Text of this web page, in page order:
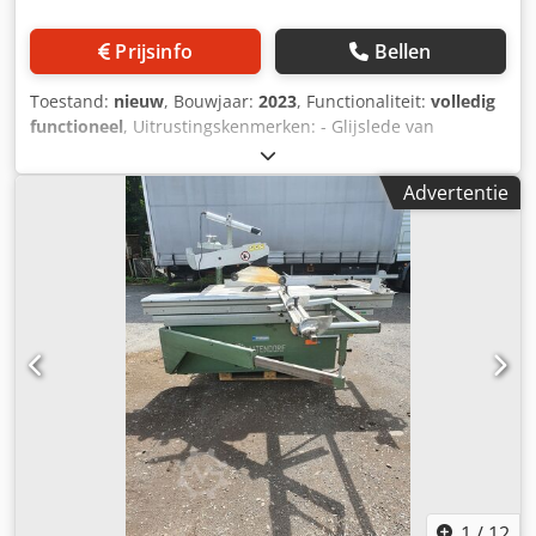
Prijsinfo Bellen
Toestand: nieuw, Bouwjaar: 2023, Functionaliteit: volledig
functioneel, Uitrustingskenmerken: - Glijslede van
geanodiseerd aluminium, incl. zeer nauwkeurige geleiding
van gehard en geslepen staal - Vergrendeling van de slede
in elke positie - Zaagbladbescherming met zwenkinrichting
- Verlengarm met verstelbare hoekaanslag met
lengtecompensatie om de 5° en bij 22,5° - Verstekaanslag
en excenterklem - Riemverstelling voor
snelheidsverandering van bovenaf (opening in de
zaagtafel) - Controlelampjes voor ingestelde
zaagbladsnelheid - 3-assige programmeereenheid via TFT
15'' touchscreen op Windows-basis, incl. 2.500
programmaslots, 2 USB-poorten en 1 Ethernet
netwerkaansluiting - Scoordeenheid met elektromotorische
hoogteverstelling en gemotoriseerde axiale
impulsverstelling, incl. digitale weergave voor hoogte en
breedte en breedte - Hoekaanslag met 3 aanslagruiters; 2
ruiters met digitale weergave, 1 ruiter analoog maar
Advertentie